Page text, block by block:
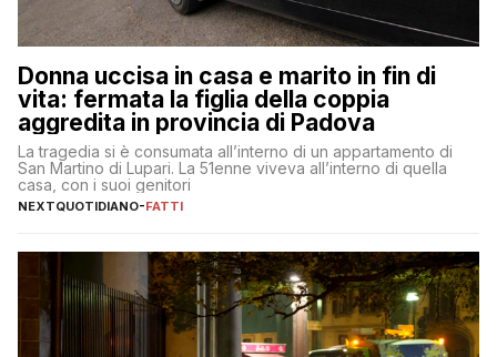
Donna uccisa in casa e marito in fin di
vita: fermata la figlia della coppia
aggredita in provincia di Padova
La tragedia si è consumata all’interno di un appartamento di
San Martino di Lupari. La 51enne viveva all’interno di quella
casa, con i suoi genitori
NEXTQUOTIDIANO-FATTI